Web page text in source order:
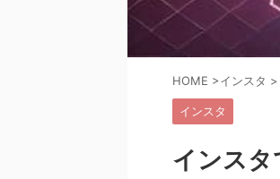
HOME >インスタ >
インスタ
インス